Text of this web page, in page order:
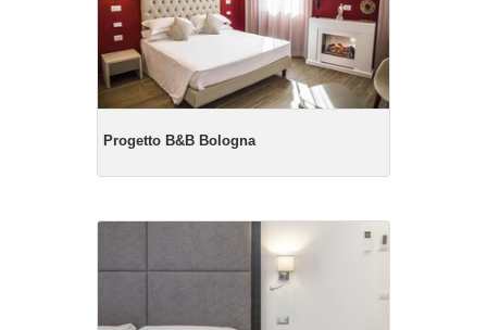
Progetto B&B Bologna